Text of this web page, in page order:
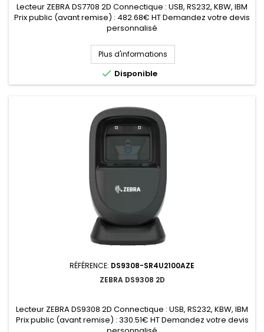
Lecteur ZEBRA DS7708 2D Connectique : USB, RS232, KBW, IBM
Prix public (avant remise) : 482.68€ HT Demandez votre devis
personnalisé
Plus d'informations
 Disponible
RÉFÉRENCE: DS9308-SR4U2100AZE
ZEBRA DS9308 2D
Lecteur ZEBRA DS9308 2D Connectique : USB, RS232, KBW, IBM
Prix public (avant remise) : 330.51€ HT Demandez votre devis